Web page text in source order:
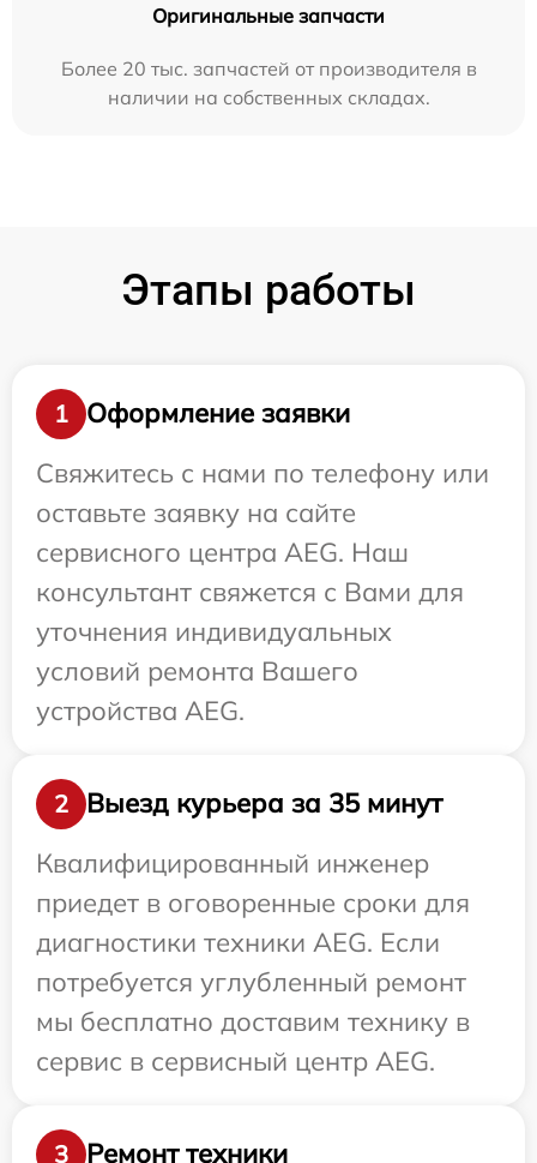
Оригинальные запчасти
Более 20 тыс. запчастей от производителя в
наличии на собственных складах.
Этапы работы
1
Оформление заявки
Свяжитесь с нами по телефону или
оставьте заявку на сайте
сервисного центра AEG. Наш
консультант свяжется с Вами для
уточнения индивидуальных
условий ремонта Вашего
устройства AEG.
2
Выезд курьера за 35 минут
Квалифицированный инженер
приедет в оговоренные сроки для
диагностики техники AEG. Если
потребуется углубленный ремонт
мы бесплатно доставим технику в
сервис в сервисный центр AEG.
3 Ремонт техники